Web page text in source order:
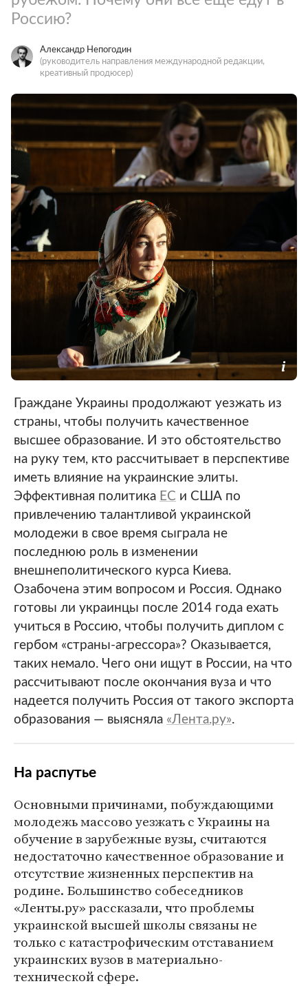
Россию?
Александр Непогодин
(руководитель направления международной редакции,
креативный продюсер)
Граждане Украины продолжают уезжать из
страны, чтобы получить качественное
высшее образование. И это обстоятельство
на руку тем, кто рассчитывает в перспективе
иметь влияние на украинские элиты.
Эффективная политика ЕС и США по
привлечению талантливой украинской
молодежи в свое время сыграла не
последнюю роль в изменении
внешнеполитического курса Киева.
Озабочена этим вопросом и Россия. Однако
готовы ли украинцы после 2014 года ехать
учиться в Россию, чтобы получить диплом с
гербом «страны-агрессора»? Оказывается,
таких немало. Чего они ищут в России, на что
рассчитывают после окончания вуза и что
надеется получить Россия от такого экспорта
образования — выясняла «Лента.ру».
На распутье
Основными причинами, побуждающими
молодежь массово уезжать с Украины на
обучение в зарубежные вузы, считаются
недостаточно качественное образование и
отсутствие жизненных перспектив на
родине. Большинство собеседников
«Ленты.ру» рассказали, что проблемы
украинской высшей школы связаны не
только с катастрофическим отставанием
украинских вузов в материально-
технической сфере.